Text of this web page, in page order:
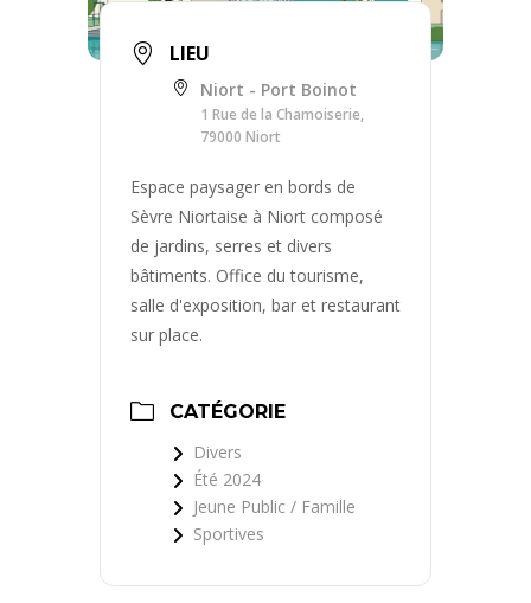
LIEU
Niort - Port Boinot
1 Rue de la Chamoiserie,
79000 Niort
Espace paysager en bords de
Sèvre Niortaise à Niort composé
de jardins, serres et divers
bâtiments. Office du tourisme,
salle d'exposition, bar et restaurant
sur place.
CATÉGORIE
Divers
Été 2024
Jeune Public / Famille
Sportives